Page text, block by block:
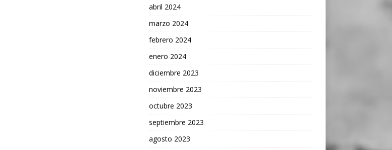
abril 2024
marzo 2024
febrero 2024
enero 2024
diciembre 2023
noviembre 2023
octubre 2023
septiembre 2023
agosto 2023